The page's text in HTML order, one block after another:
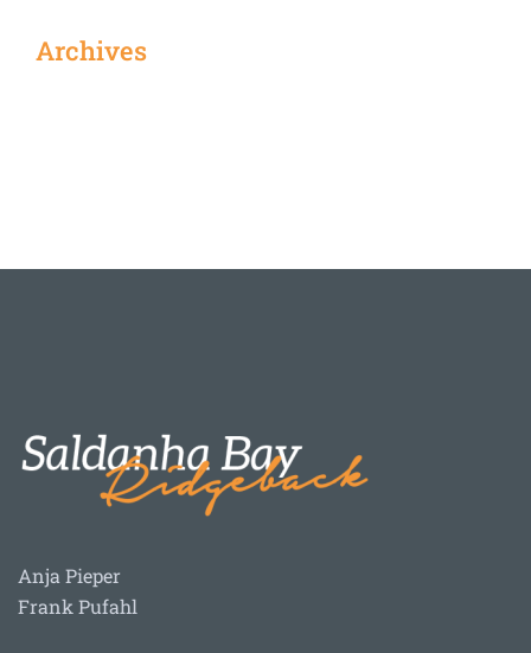
Archives
Anja Pieper
Frank Pufahl